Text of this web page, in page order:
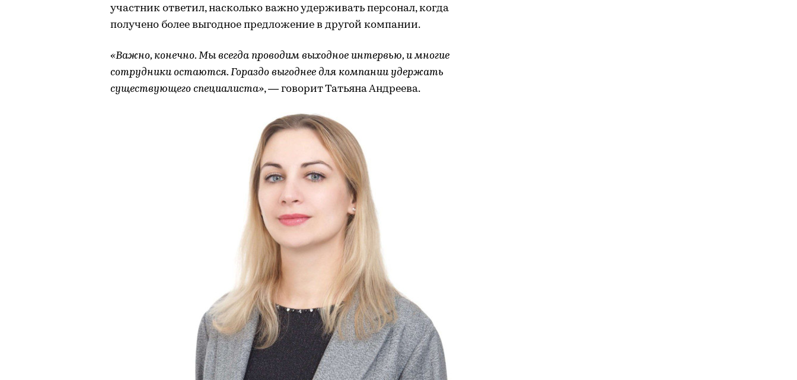
участник ответил, насколько важно удерживать персонал, когда
получено более выгодное предложение в другой компании.
«Важно, конечно. Мы всегда проводим выходное интервью, и многие
сотрудники остаются. Гораздо выгоднее для компании удержать
существующего специалиста», — говорит Татьяна Андреева.